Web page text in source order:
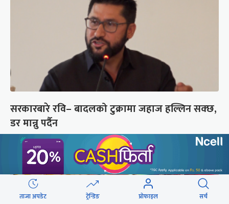
सरकारबारे रवि– बादलको टुक्रामा जहाज हल्लिन सक्छ,
डर मान्नु पर्दैन
ताजा अपडेट ट्रेन्डिङ प्रोफाइल सर्च